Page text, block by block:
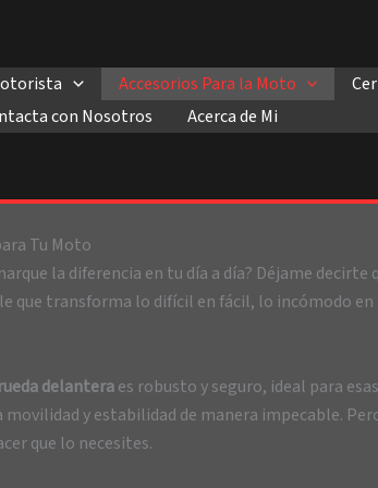
Accesorios Para la Moto
con Nosotros Acerca de Mi
Tu Moto
la diferencia en tu día a día? Déjame
que transforma lo difícil en fácil, lo incómodo
delanteraes robusto y seguro, ideal para
y estabilidad de manera impecable.
que lo necesites.